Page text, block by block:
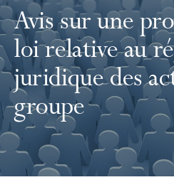
Avis sur une
loi relative au
juridique des
groupe